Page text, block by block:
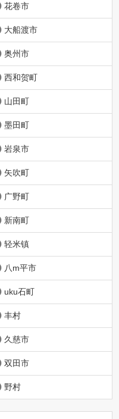
花卷市
大船渡市
奥州市
西和贺町
山田町
墨田町
岩泉市
矢吹町
广野町
新南町
轻米镇
八m平市
uku石町
丰村
久慈市
双田市
野村